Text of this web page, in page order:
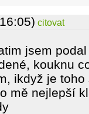
citovat
jsem
kouknu
ikdyž je
mě nejlepší